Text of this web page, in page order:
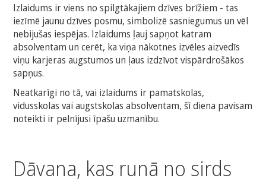
Izlaidums ir viens no spilgtākajiem dzīves brīžiem - tas
iezīmē jaunu dzīves posmu, simbolizē sasniegumus un vēl
nebijušas iespējas. Izlaidums ļauj sapņot katram
absolventam un cerēt, ka viņa nākotnes izvēles aizvedīs
viņu karjeras augstumos un ļaus izdzīvot vispārdrošākos
sapņus.
Neatkarīgi no tā, vai izlaidums ir pamatskolas,
vidusskolas vai augstskolas absolventam, šī diena pavisam
noteikti ir pelnījusi īpašu uzmanību.
Dāvana, kas runā no sirds